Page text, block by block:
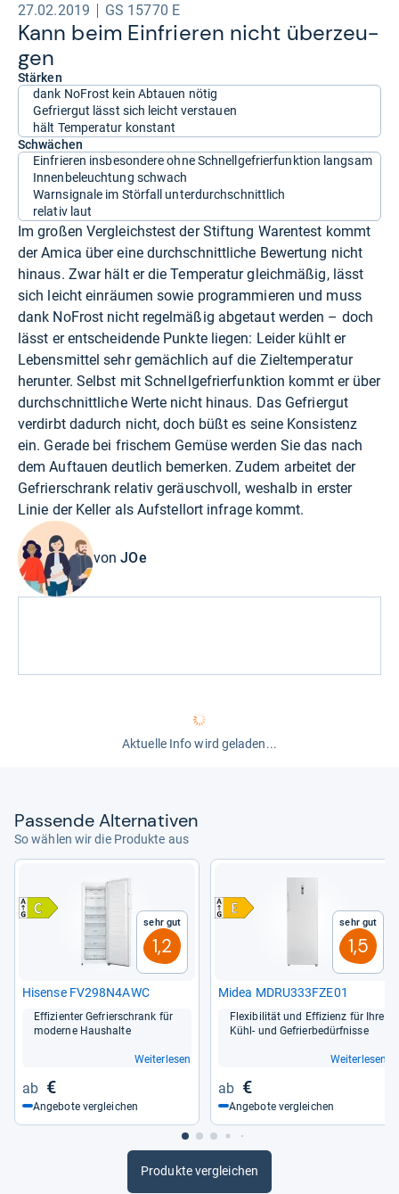
27.02.2019 GS 15770 E
Kann beim Ein­frie­ren nicht über­zeu­
gen
Stärken
dank NoFrost kein Abtauen nötig
Gefriergut lässt sich leicht verstauen
hält Temperatur konstant
Schwächen
Einfrieren insbesondere ohne Schnellgefrierfunktion langsam
Innenbeleuchtung schwach
Warnsignale im Störfall unterdurchschnittlich
relativ laut
Im großen Vergleichstest der Stiftung Warentest kommt
der Amica über eine durchschnittliche Bewertung nicht
hinaus. Zwar hält er die Temperatur gleichmäßig, lässt
sich leicht einräumen sowie programmieren und muss
dank NoFrost nicht regelmäßig abgetaut werden – doch
lässt er entscheidende Punkte liegen: Leider kühlt er
Lebensmittel sehr gemächlich auf die Zieltemperatur
herunter. Selbst mit Schnellgefrierfunktion kommt er über
durchschnittliche Werte nicht hinaus. Das Gefriergut
verdirbt dadurch nicht, doch büßt es seine Konsistenz
ein. Gerade bei frischem Gemüse werden Sie das nach
dem Auftauen deutlich bemerken. Zudem arbeitet der
Gefrierschrank relativ geräuschvoll, weshalb in erster
Linie der Keller als Aufstellort infrage kommt.
vonJOe
Aktuelle Info wird geladen...
Pas­sende Alter­na­ti­ven
So wählen wir die Produkte aus
Sehr gut
1,2
Hisense FV298N4AWC
Effi­zi­en­ter Gefrier­schrank für
moderne Haus­halte
Weiterlesen
€
Angebote vergleichen
Sehr gut
1,5
Midea MDRU333FZE01
Fle­xi­bi­li­tät und Effi­zi­enz für Ihre
Kühl-​ und Gefrier­be­dürf­nisse
Weiterlesen
€
Angebote vergleichen
Produkte vergleichen